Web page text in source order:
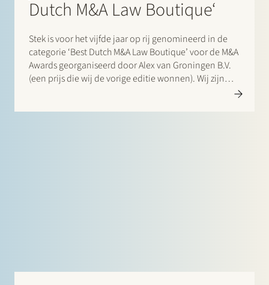
Dutch M&A Law Boutique‘
Stek is voor het vijfde jaar op rij genomineerd in de
categorie ‘Best Dutch M&A Law Boutique’ voor de M&A
Awards georganiseerd door Alex van Groningen B.V.
(een prijs die wij de vorige editie wonnen). Wij zijn